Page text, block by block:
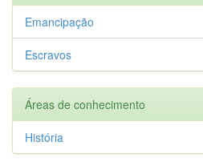
Emancipação
Escravos
Áreas de conhecimento
História